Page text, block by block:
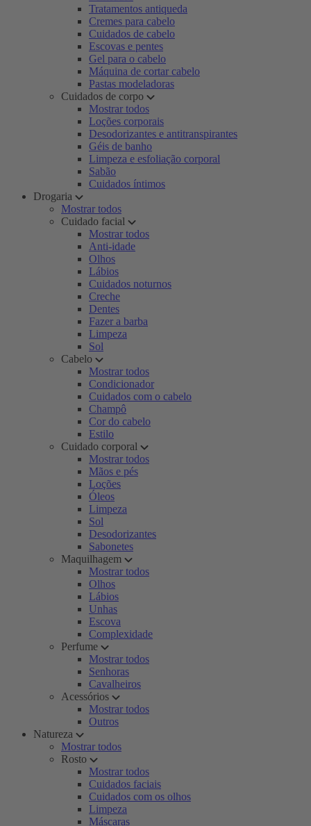
Tratamentos antiqueda
Cremes para cabelo
Cuidados de cabelo
Escovas e pentes
Gel para o cabelo
Máquina de cortar cabelo
Pastas modeladoras
Cuidados de corpo
Mostrar todos
Loções corporais
Desodorizantes e antitranspirantes
Géis de banho
Limpeza e esfoliação corporal
Sabão
Cuidados íntimos
Drogaria
Mostrar todos
Cuidado facial
Mostrar todos
Anti-idade
Olhos
Lábios
Cuidados noturnos
Creche
Dentes
Fazer a barba
Limpeza
Sol
Cabelo
Mostrar todos
Condicionador
Cuidados com o cabelo
Champô
Cor do cabelo
Estilo
Cuidado corporal
Mostrar todos
Mãos e pés
Loções
Óleos
Limpeza
Sol
Desodorizantes
Sabonetes
Maquilhagem
Mostrar todos
Olhos
Lábios
Unhas
Escova
Complexidade
Perfume
Mostrar todos
Senhoras
Cavalheiros
Acessórios
Mostrar todos
Outros
Natureza
Mostrar todos
Rosto
Mostrar todos
Cuidados faciais
Cuidados com os olhos
Limpeza
Máscaras